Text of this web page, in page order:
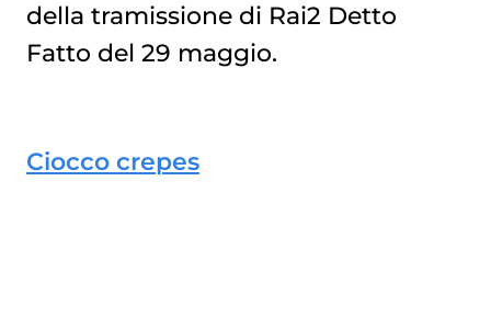
della tramissione di Rai2 Detto
Fatto del 29 maggio.
Ciocco crepes